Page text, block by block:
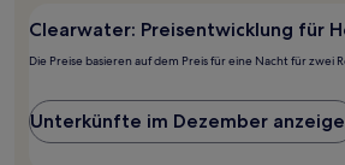
2 Erwachsenen
wurde.
und
Verfügbarkeiten
Clearwater: Preisentwicklung für
Die Preise basieren auf dem Preis für eine Nacht für zwei
Unterkünfte im Dezember